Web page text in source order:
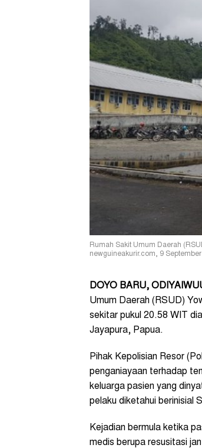
Rumah Sakit Umum Daerah
newguineakurir.com, 9
DOYO BARU,
Umum Daerah (RSUD)
sekitar pukul 20.58 WIT
Jayapura, Papua.
Pihak Kepolisian Resor
penganiayaan terhadap
keluarga pasien yang
pelaku diketahui berinisial
Kejadian bermula ketika
medis berupa resusitasi